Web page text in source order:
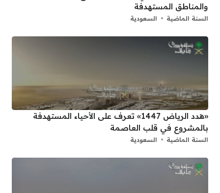
والمناطق المستهدفة
السنة الماضية السعودية
«هدد الرياض 1447» تعرف على الأحياء المستهدفة
بالمشروع في قلب العاصمة
السنة الماضية السعودية